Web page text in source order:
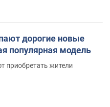
дорогие новые
популярная модель
приобретать жители